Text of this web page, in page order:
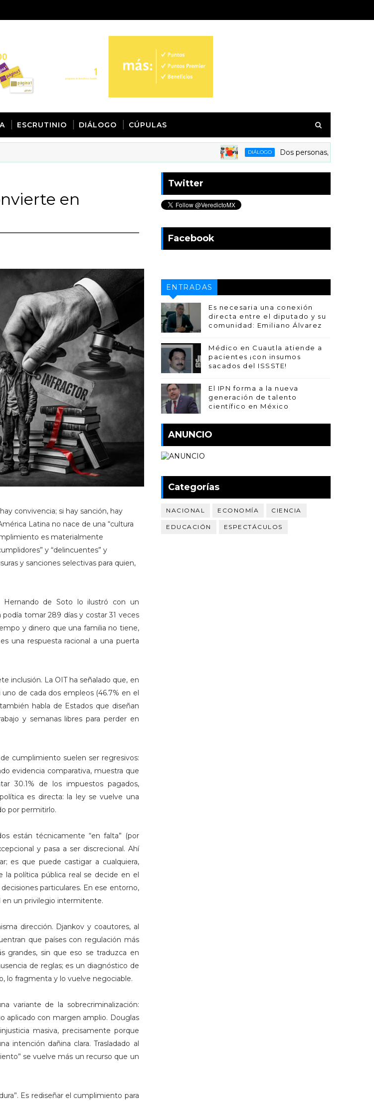
ESCRUTINIO DIÁLOGO CÚPULAS
DIÁLOGO Dos personas, una noticia: así
en
convivencia; si hay sanción, hay
Latina no nace de una “cultura
es materialmente
y “delincuentes” y
y sanciones selectivas para quien,
Hernando de Soto lo ilustró con un
tomar 289 días y costar 31 veces
y dinero que una familia no tiene,
una respuesta racional a una puerta
inclusión. La OIT ha señalado que, en
de cada dos empleos (46.7% en el
habla de Estados que diseñan
y semanas libres para perder en
cumplimiento suelen ser regresivos:
evidencia comparativa, muestra que
30.1% de los impuestos pagados,
es directa: la ley se vuelve una
por permitirlo.
están técnicamente “en falta” (por
y pasa a ser discrecional. Ahí
es que puede castigar a cualquiera,
la política pública real se decide en el
particulares. En ese entorno,
en un privilegio intermitente.
dirección. Djankov y coautores, al
que países con regulación más
grandes, sin que eso se traduzca en
de reglas; es un diagnóstico de
lo fragmenta y lo vuelve negociable.
variante de la sobrecriminalización:
aplicado con margen amplio. Douglas
masiva, precisamente porque
intención dañina clara. Trasladado al
se vuelve más un recurso que un
Es rediseñar el cumplimiento para
Twitter
Facebook
ENTRADAS
POPULARESEs necesaria una conexión
directa entre el diputado y su
comunidad: Emiliano Álvarez
Médico en Cuautla atiende a
pacientes ¡con insumos
sacados del ISSSTE!
El IPN forma a la nueva
generación de talento
científico en México
ANUNCIO
Categorías
NACIONAL ECONOMÍA CIENCIA
EDUCACIÓN ESPECTÁCULOS